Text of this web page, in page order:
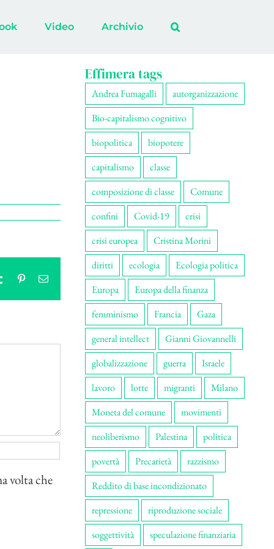
Video Archivio
TumblrPinterestEmail
volta che
Effimera tags
Andrea Fumagalli
autorganizzazione
Bio-capitalismo cognitivo
biopolitica
biopotere
capitalismo
classe
composizione di classe
Comune
confini
Covid-19
crisi
crisi europea
Cristina Morini
diritti
ecologia
Ecologia politica
Europa
Europa della finanza
femminismo
Francia
Gaza
general intellect
Gianni Giovannelli
globalizzazione
guerra
Israele
lavoro
lotte migranti
Milano
Moneta del comune
movimenti
neoliberismo
Palestina
politica
povertà
Precarietà
razzismo
Reddito di base incondizionato
repressione
riproduzione sociale
soggettività
speculazione finanziaria